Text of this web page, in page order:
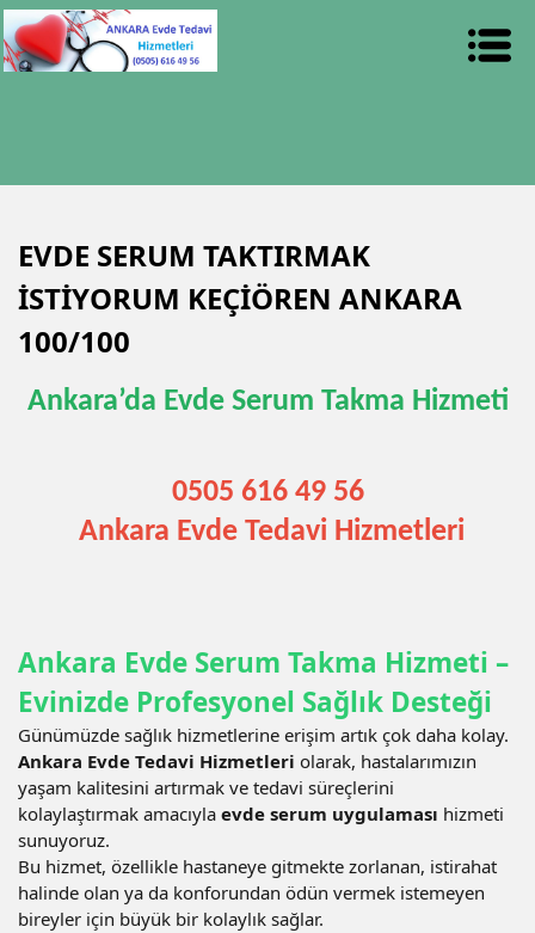
EVDE SERUM TAKTIRMAK
İSTİYORUM KEÇİÖREN ANKARA
100/100
Ankara’da Evde Serum Takma Hizmeti
0505 616 49 56
Ankara Evde Tedavi Hizmetleri
Ankara Evde Serum Takma Hizmeti –
Evinizde Profesyonel Sağlık Desteği
Günümüzde sağlık hizmetlerine erişim artık çok daha kolay.
Ankara Evde Tedavi Hizmetleri olarak, hastalarımızın
yaşam kalitesini artırmak ve tedavi süreçlerini
kolaylaştırmak amacıyla evde serum uygulaması hizmeti
sunuyoruz.
Bu hizmet, özellikle hastaneye gitmekte zorlanan, istirahat
halinde olan ya da konforundan ödün vermek istemeyen
bireyler için büyük bir kolaylık sağlar.